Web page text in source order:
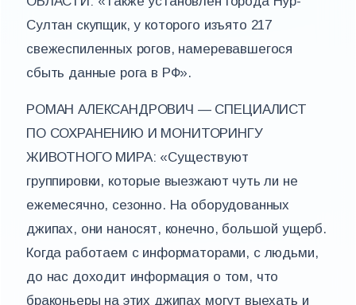
Султан скупщик, у которого изъято 217
свежеспиленных рогов, намеревавшегося
сбыть данные рога в РФ».
РОМАН АЛЕКСАНДРОВИЧ — СПЕЦИАЛИСТ
ПО СОХРАНЕНИЮ И МОНИТОРИНГУ
ЖИВОТНОГО МИРА: «Существуют
группировки, которые выезжают чуть ли не
ежемесячно, сезонно. На оборудованных
джипах, они наносят, конечно, большой ущерб.
Когда работаем с информаторами, с людьми,
до нас доходит информация о том, что
браконьеры на этих джипах могут выехать и